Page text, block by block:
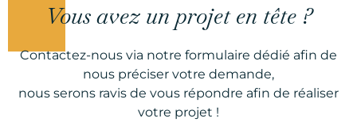
Vous avez un projet en tête ?
Contactez-nous via notre formulaire dédié afin de
nous préciser votre demande,
nous serons ravis de vous répondre afin de réaliser
votre projet !